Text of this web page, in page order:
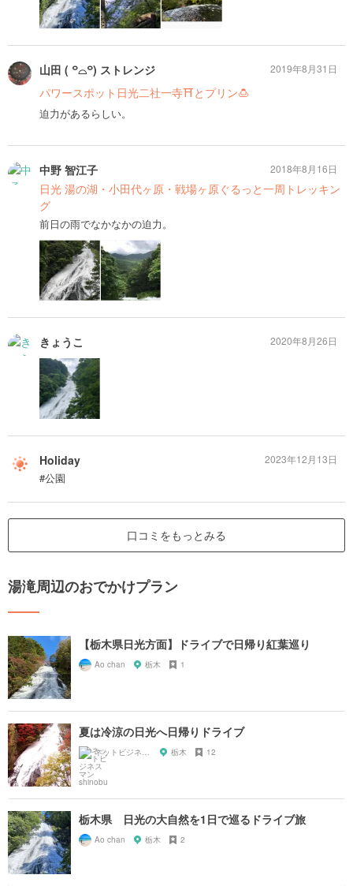
山田 ( ꒪⌓꒪) ストレンジ
パワースポット日光二社一寺⛩とプリン🍮
迫力があるらしい。
2019年8月31日
中野 智江子
日光 湯の湖・小田代ヶ原・戦場ヶ原ぐるっと一周トレッキン
グ
前日の雨でなかなかの迫力。
2018年8月16日
きょうこ 2020年8月26日
Holiday
#公園
2023年12月13日
口コミをもっとみる
湯滝周辺のおでかけプラン
【栃木県日光方面】ドライブで日帰り紅葉巡り
Ao chan 栃木 1
夏は冷涼の日光へ日帰りドライブ
栃木 12
栃木県 日光の大自然を1日で巡るドライブ旅
Ao chan 栃木 2